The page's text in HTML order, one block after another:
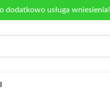
dodatkowo usługa wniesienia!